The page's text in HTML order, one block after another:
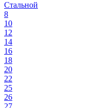
Стальной
8
10
12
14
16
18
20
22
25
26
27